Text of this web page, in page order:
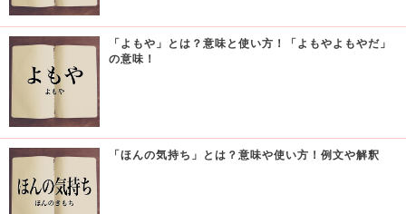
「よもや」とは？意味と使い方！「よもやよもやだ」
の意味！
「ほんの気持ち」とは？意味や使い方！例文や解釈